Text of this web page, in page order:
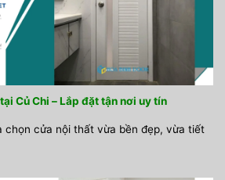
Củ Chi – Lắp đặt tận nơi uy tín
chọn cửa nội thất vừa bền đẹp, vừa tiết